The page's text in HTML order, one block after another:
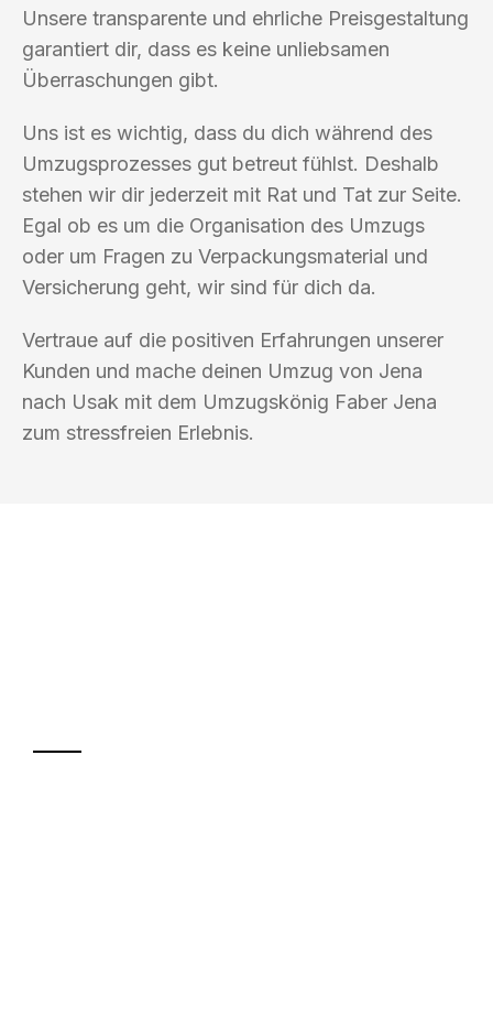
Unsere transparente und ehrliche Preisgestaltung
garantiert dir, dass es keine unliebsamen
Überraschungen gibt.
Uns ist es wichtig, dass du dich während des
Umzugsprozesses gut betreut fühlst. Deshalb
stehen wir dir jederzeit mit Rat und Tat zur Seite.
Egal ob es um die Organisation des Umzugs
oder um Fragen zu Verpackungsmaterial und
Versicherung geht, wir sind für dich da.
Vertraue auf die positiven Erfahrungen unserer
Kunden und mache deinen Umzug von Jena
nach Usak mit dem Umzugskönig Faber Jena
zum stressfreien Erlebnis.